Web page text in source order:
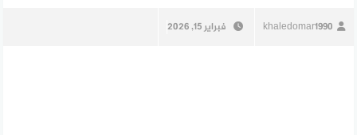
khaledomar1990 فبراير 15, 2026